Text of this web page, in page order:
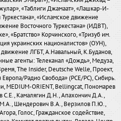
«Таблиги Джамаат», «Лашкар-И-
«Исламское движение
Восточного Туркестана» (ИДВТ),
«Братство» Корчинского, «Тризуб им.
украинских националистов» (ОУН),
ЛГБТ, А.Навальный, К.Буданов,
агенты: Телеканал «Дождь», Медуза,
The Insider, Deutsche Welle, Проект,
Радио Свобода» (PCE/PC), Сибирь.
MEDIUM-ORIENT, Bellingcat, Пономарев
С.Е., Камалягин Д.Н., Апахончич Д.А.,
М.А., Шендерович В.А., Верзилов П.Ю.,
Голос, Гражданское содействие,